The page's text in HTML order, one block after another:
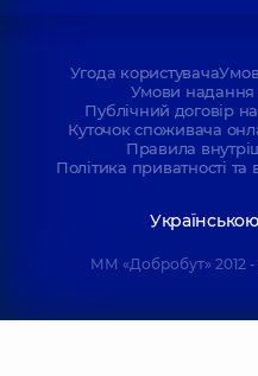
Угода користувача
Умови надання
Публічний договір
Куточок споживача
Правила
Політика приватності
ММ «Добробут» 2012 -